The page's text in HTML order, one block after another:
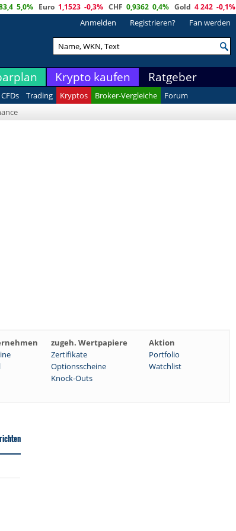
5,0% Euro 1,1523 -0,3% CHF 0,9362 0,4% Gold 4 242 -0,1%
Anmelden Registrieren? Fan werden
Krypto kaufen Ratgeber
CFDs Trading Kryptos Broker-Vergleiche
Forum
zugeh. Wertpapiere
Aktion
Zertifikate
Portfolio
Optionsscheine
Watchlist
Knock-Outs